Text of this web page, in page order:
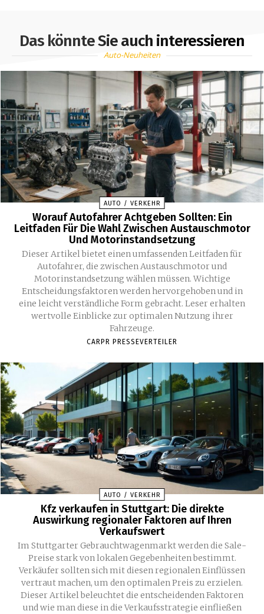
Das könnte Sie auch interessieren
Auto-Neuheiten
AUTO / VERKEHR
Worauf Autofahrer Achtgeben Sollten: Ein
Leitfaden Für Die Wahl Zwischen Austauschmotor
Und Motorinstandsetzung
Dieser Artikel bietet einen umfassenden Leitfaden für
Autofahrer, die zwischen Austauschmotor und
Motorinstandsetzung wählen müssen. Wichtige
Entscheidungsfaktoren werden hervorgehoben und in
eine leicht verständliche Form gebracht. Leser erhalten
wertvolle Einblicke zur optimalen Nutzung ihrer
Fahrzeuge.
CARPR PRESSEVERTEILER
AUTO / VERKEHR
Kfz verkaufen in Stuttgart: Die direkte
Auswirkung regionaler Faktoren auf Ihren
Verkaufswert
Im Stuttgarter Gebrauchtwagenmarkt werden die Sale-
Preise stark von lokalen Gegebenheiten bestimmt.
Verkäufer sollten sich mit diesen regionalen Einflüssen
vertraut machen, um den optimalen Preis zu erzielen.
Dieser Artikel beleuchtet die entscheidenden Faktoren
und wie man diese in die Verkaufsstrategie einfließen